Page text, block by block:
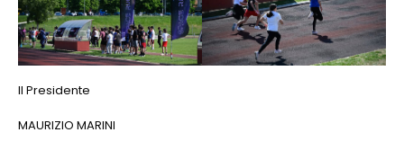
Il Presidente
MAURIZIO MARINI